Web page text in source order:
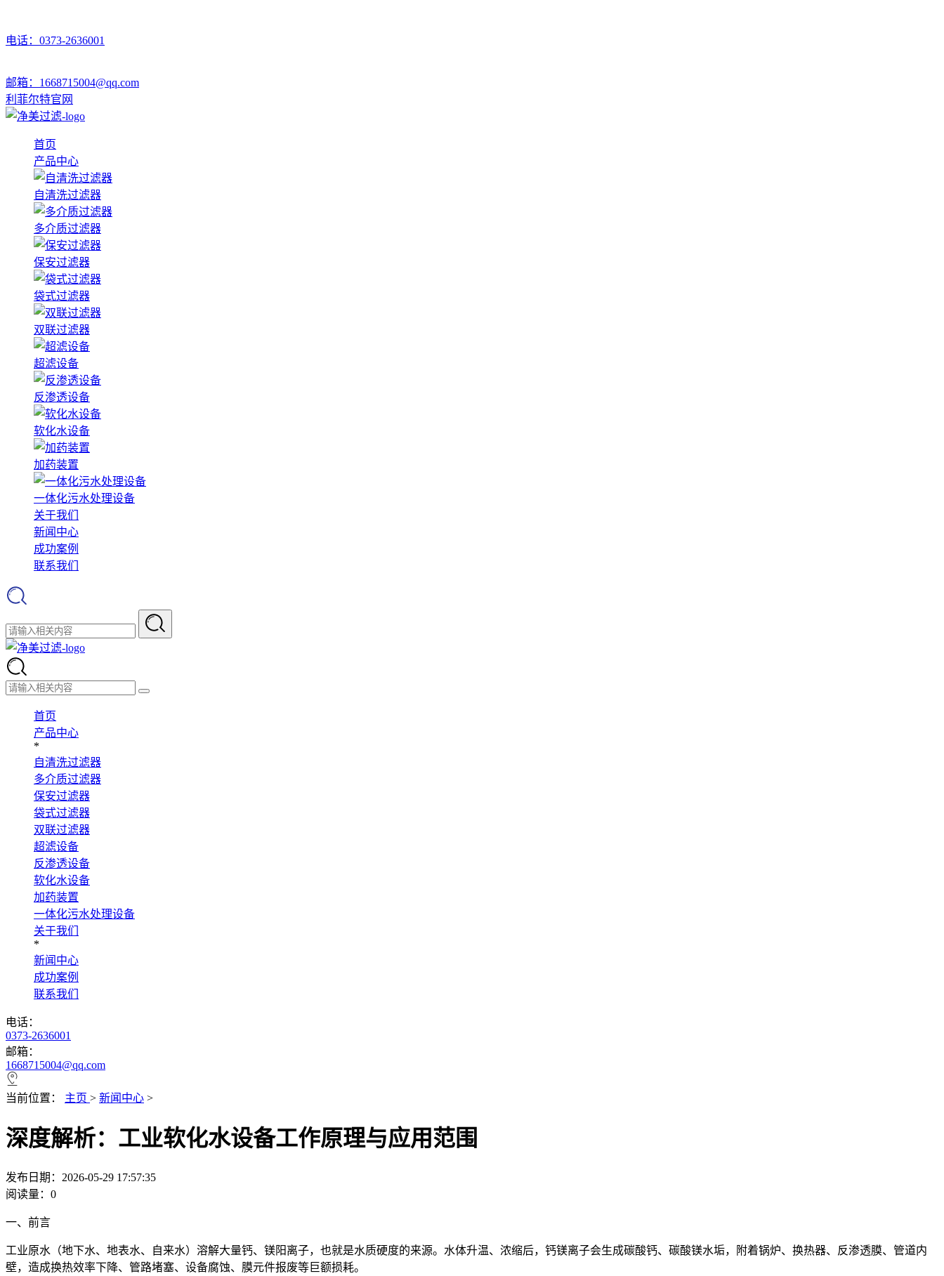
电话：0373-2636001
邮箱：1668715004@qq.com
利菲尔特官网
首页
产品中心
自清洗过滤器
多介质过滤器
保安过滤器
袋式过滤器
双联过滤器
超滤设备
反渗透设备
软化水设备
加药装置
一体化污水处理设备
关于我们
新闻中心
成功案例
联系我们
首页
产品中心
*
自清洗过滤器
多介质过滤器
保安过滤器
袋式过滤器
双联过滤器
超滤设备
反渗透设备
软化水设备
加药装置
一体化污水处理设备
关于我们
*
新闻中心
成功案例
联系我们
电话：
0373-2636001
邮箱：
1668715004@qq.com
当前位置： 主页 > 新闻中心 >
深度解析：工业软化水设备工作原理与应用范围
发布日期：2026-05-29 17:57:35
阅读量： 0
一、前言
工业原水（地下水、地表水、自来水）溶解大量钙、镁阳离子，也就是水质硬度的来源。水体升温、浓缩后，钙镁离子会生成碳酸钙、碳酸镁水垢，附着锅炉、换热器、反渗透膜、管道内
壁，造成换热效率下降、管路堵塞、设备腐蚀、膜元件报废等巨额损耗。